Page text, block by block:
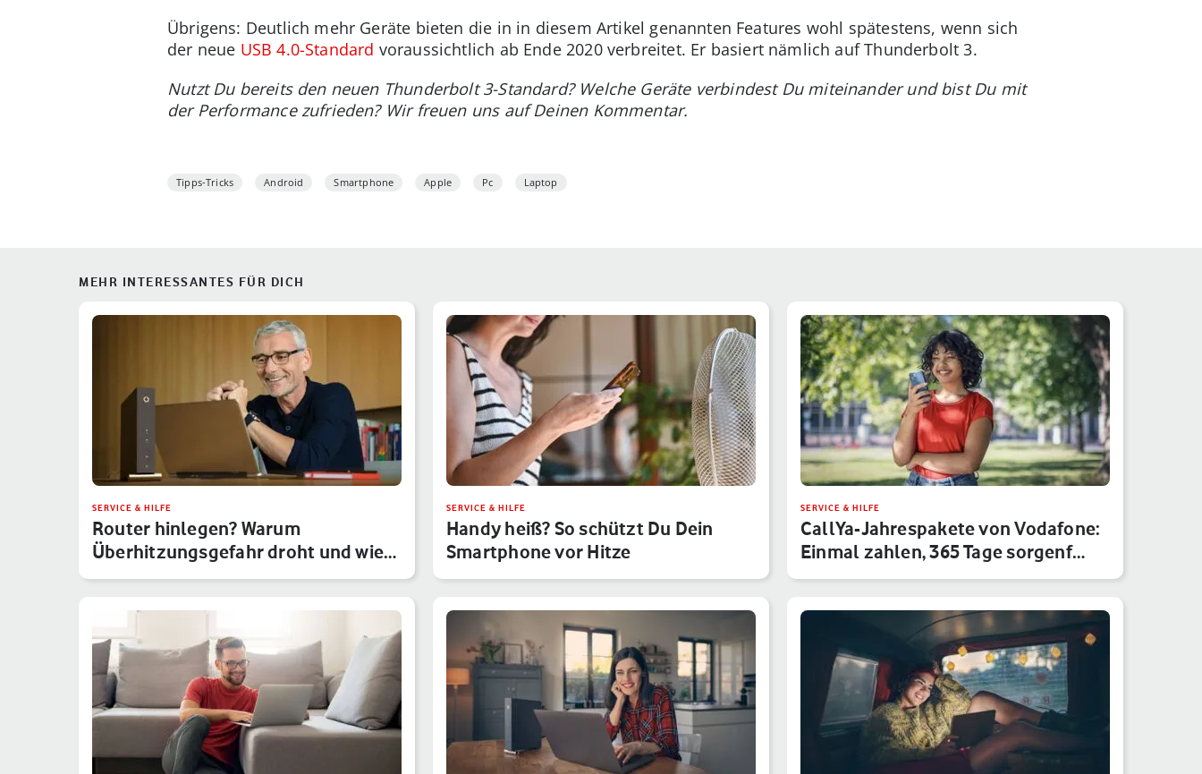
Übrigens: Deutlich mehr Geräte bieten die in in diesem Artikel genannten Features wohl spätestens, wenn sich
der neue USB 4.0-Standard voraussichtlich ab Ende 2020 verbreitet. Er basiert nämlich auf Thunderbolt 3.
Nutzt Du bereits den neuen Thunderbolt 3-Standard? Welche Geräte verbindest Du miteinander und bist Du mit
der Performance zufrieden? Wir freuen uns auf Deinen Kommentar.
Tipps-Tricks Android Smartphone Apple Pc Laptop
MEHR INTERESSANTES FÜR DICH
SERVICE & HILFE
Router hinlegen? Warum
Überhitzungsgefahr droht und wie
Du das um…
SERVICE & HILFE
Handy heiß? So schützt Du Dein
Smartphone vor Hitze
SERVICE & HILFE
CallYa-Jahrespakete von Vodafone:
Einmal zahlen, 365 Tage sorgenf…